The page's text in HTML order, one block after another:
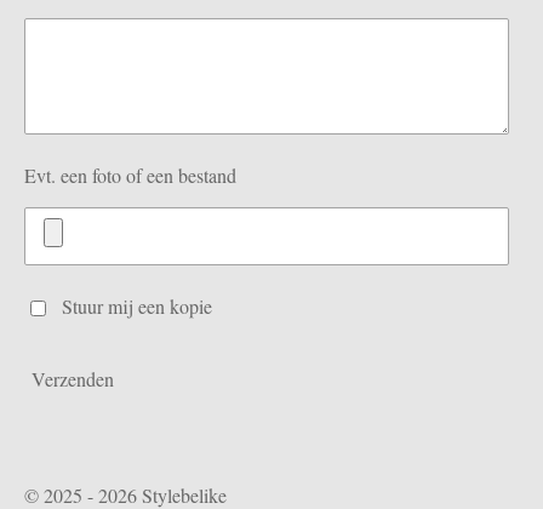
Evt. een foto of een bestand
Stuur mij een kopie
Verzenden
© 2025 - 2026 Stylebelike